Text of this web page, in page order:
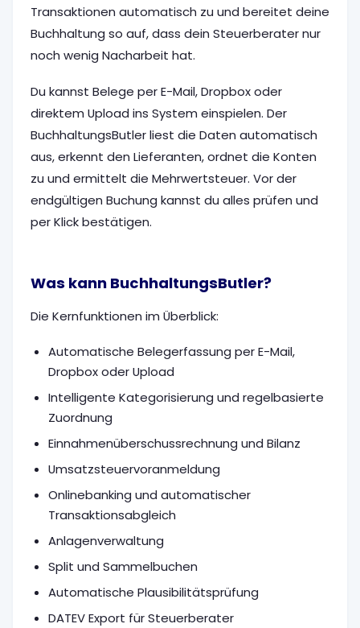
Transaktionen automatisch zu und bereitet deine
Buchhaltung so auf, dass dein Steuerberater nur
noch wenig Nacharbeit hat.
Du kannst Belege per E-Mail, Dropbox oder
direktem Upload ins System einspielen. Der
BuchhaltungsButler liest die Daten automatisch
aus, erkennt den Lieferanten, ordnet die Konten
zu und ermittelt die Mehrwertsteuer. Vor der
endgültigen Buchung kannst du alles prüfen und
per Klick bestätigen.
Was kann BuchhaltungsButler?
Die Kernfunktionen im Überblick:
Automatische Belegerfassung per E-Mail,
Dropbox oder Upload
Intelligente Kategorisierung und regelbasierte
Zuordnung
Einnahmenüberschussrechnung und Bilanz
Umsatzsteuervoranmeldung
Onlinebanking und automatischer
Transaktionsabgleich
Anlagenverwaltung
Split und Sammelbuchen
Automatische Plausibilitätsprüfung
DATEV Export für Steuerberater